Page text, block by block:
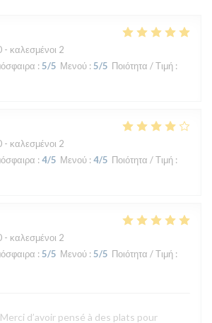
καλεσμένοι 2
: 5/5 Μενού : 5/5 Ποιότητα / Τιμή :
καλεσμένοι 2
: 4/5 Μενού : 4/5 Ποιότητα / Τιμή :
καλεσμένοι 2
: 5/5 Μενού : 5/5 Ποιότητα / Τιμή :
d’avoir pensé à des plats pour